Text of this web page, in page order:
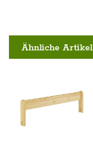
Ähnliche Artikel